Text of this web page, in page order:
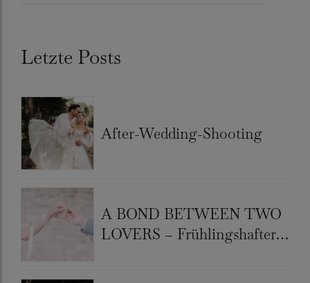
Letzte Posts
After-Wedding-Shooting
A BOND BETWEEN TWO
LOVERS – Frühlingshafter